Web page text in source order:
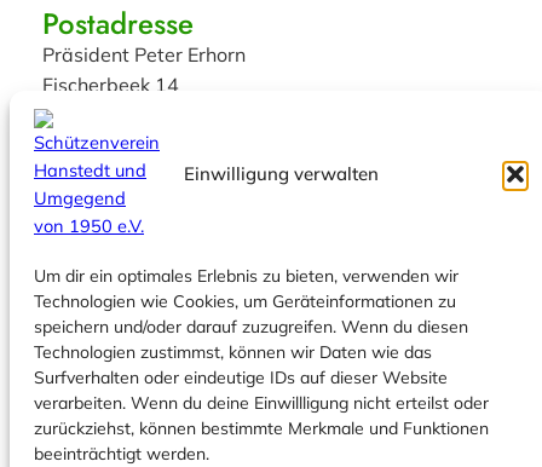
Einwilligung verwalten
Um dir ein optimales Erlebnis zu bieten, verwenden wir
Technologien wie Cookies, um Geräteinformationen zu
speichern und/oder darauf zuzugreifen. Wenn du diesen
Technologien zustimmst, können wir Daten wie das
Surfverhalten oder eindeutige IDs auf dieser Website
verarbeiten. Wenn du deine Einwillligung nicht erteilst oder
zurückziehst, können bestimmte Merkmale und Funktionen
beeinträchtigt werden.
Postadresse
Präsident Peter Erhorn
Fischerbeek 14
21271 Hanstedt
Übungstermin
Sportschützen
Mittwochs ab 19 Uhr
Bogenschützen
Dienstags: 18:30 Uhr Jugend
19:15 Uhr Erwachsene
Social
Facebook
Instagram